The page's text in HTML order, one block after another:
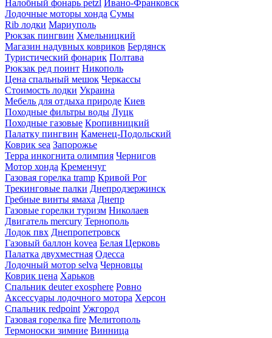
Налобный фонарь petzl Ивано-Франковск
Лодочные моторы хонда Сумы
Rib лодки Мариуполь
Рюкзак пингвин Хмельницкий
Магазин надувных ковриков Бердянск
Туристический фонарик Полтава
Рюкзак ред поинт Никополь
Цена спальный мешок Черкассы
Стоимость лодки Украина
Мебель для отдыха природе Киев
Походные фильтры воды Луцк
Походные газовые Кропивницкий
Палатку пингвин Каменец-Подольский
Коврик sea Запорожье
Терра инкогнита олимпия Чернигов
Мотор хонда Кременчуг
Газовая горелка tramp Кривой Рог
Трекинговые палки Днепродзержинск
Гребные винты ямаха Днепр
Газовые горелки туризм Николаев
Двигатель mercury Тернополь
Лодок пвх Днепропетровск
Газовый баллон kovea Белая Церковь
Палатка двухместная Одесса
Лодочный мотор selva Черновцы
Коврик цена Харьков
Спальник deuter exosphere Ровно
Аксессуары лодочного мотора Херсон
Спальник redpoint Ужгород
Газовая горелка fire Мелитополь
Термоноски зимние Винница